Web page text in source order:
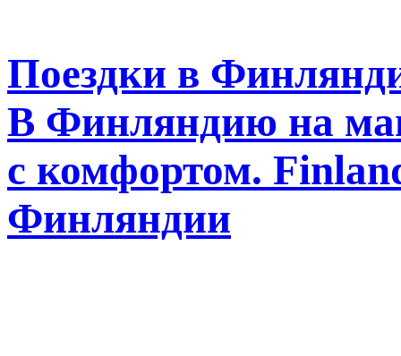
Поездки в
В Финляндию на
с комфортом.
Финляндии